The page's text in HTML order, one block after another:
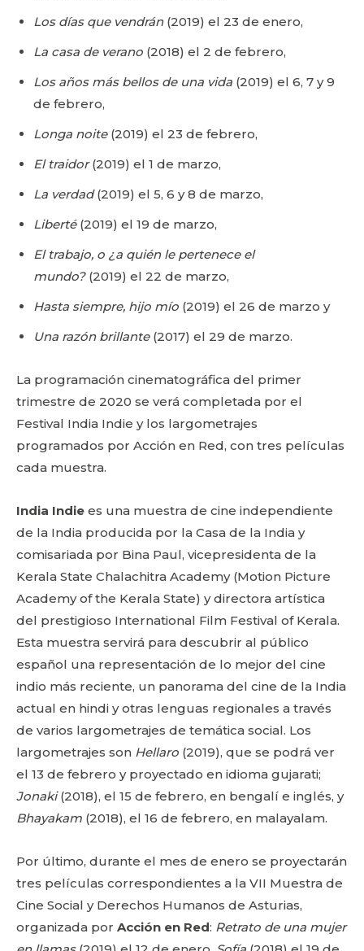
Los días que vendrán(2019) el 23 de enero,
La casa de verano (2018) el 2 de febrero,
Los años más bellos de una vida (2019) el 6, 7 y 9
de febrero,
Longa noite(2019) el 23 de febrero,
El traidor(2019) el 1 de marzo,
La verdad(2019) el 5, 6 y 8 de marzo,
Liberté(2019) el 19 de marzo,
El trabajo, o ¿a quién le pertenece el
mundo?(2019) el 22 de marzo,
Hasta siempre, hijo mío (2019) el 26 de marzo y
Una razón brillante(2017) el 29 de marzo.
La programación cinematográfica del primer
trimestre de 2020 se verá completada por el
Festival India Indie y los largometrajes
programados por Acción en Red, con tres películas
cada muestra.
India Indie es una muestra de cine independiente
de la India producida por la Casa de la India y
comisariada por Bina Paul, vicepresidenta de la
Kerala State Chalachitra Academy (Motion Picture
Academy of the Kerala State) y directora artística
del prestigioso International Film Festival of Kerala.
Esta muestra servirá para descubrir al público
español una representación de lo mejor del cine
indio más reciente, un panorama del cine de la India
actual en hindi y otras lenguas regionales a través
de varios largometrajes de temática social. Los
largometrajes son Hellaro (2019), que se podrá ver
el 13 de febrero y proyectado en idioma gujarati;
Jonaki(2018), el 15 de febrero, en bengalí e inglés, y
Bhayakam (2018), el 16 de febrero, en malayalam.
Por último, durante el mes de enero se proyectarán
tres películas correspondientes a la VII Muestra de
Cine Social y Derechos Humanos de Asturias,
organizada por Acción en Red: Retrato de una mujer